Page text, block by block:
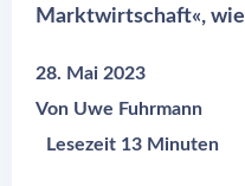
Marktwirtschaft«,
28. Mai 2023
Von Uwe Fuhrmann
Lesezeit 13 Minuten